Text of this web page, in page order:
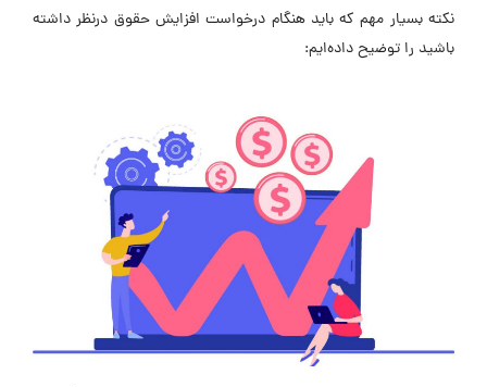
نکته بسیار مهم که باید هنگام درخواست افزایش حقوق درنظر داشته
باشید را توضیح داده‌ایم: